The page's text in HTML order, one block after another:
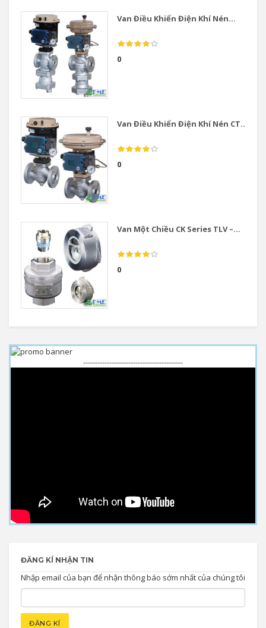
Van Điều Khiển Điện Khí Nén...
0
Van Điều Khiển Điện Khí Nén CT...
0
Van Một Chiều CK Series TLV –...
0
------------------------------------------
ĐĂNG KÍ NHẬN TIN
Nhập email của bạn để nhận thông báo sớm nhất của chúng tôi